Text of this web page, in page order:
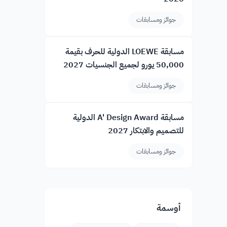
جوائز ومسابقات
مسابقة LOEWE الدولية للحرف بقيمة
50,000 يورو لجميع الجنسيات 2027
جوائز ومسابقات
مسابقة A' Design Award الدولية
للتصميم والابتكار 2027
جوائز ومسابقات
أوسمة